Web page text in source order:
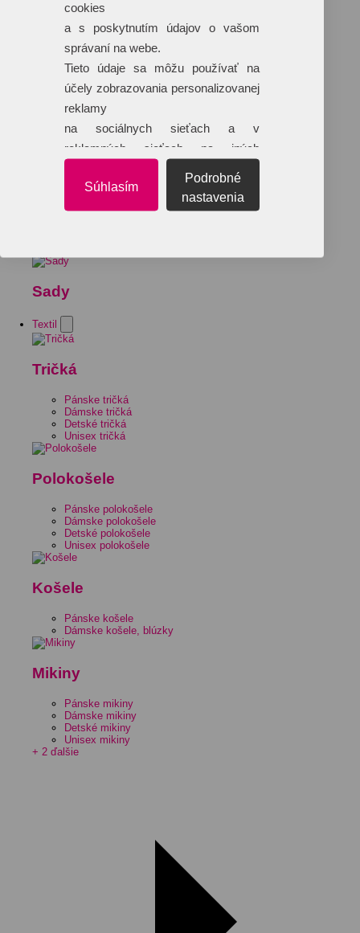
Sady
Textil
Tričká
Pánske tričká
Dámske tričká
Detské tričká
Unisex tričká
Polokošele
Pánske polokošele
Dámske polokošele
Detské polokošele
Unisex polokošele
Košele
Pánske košele
Dámske košele, blúzky
Mikiny
Pánske mikiny
Dámske mikiny
Detské mikiny
Unisex mikiny
+ 2 ďalšie
cookies
a s poskytnutím údajov o vašom
správaní na webe.
Tieto údaje sa môžu používať na
účely zobrazovania personalizovanej
reklamy
na sociálnych sieťach a v
reklamných sieťach na iných
Súhlasím
Podrobné
nastavenia